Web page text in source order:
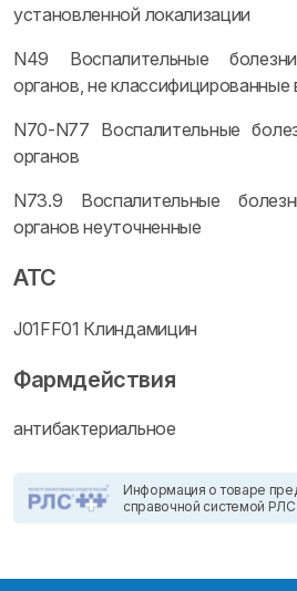
установленной локализации
N49 Воспалительные
органов, не классифицированные
N70-N77 Воспалительные
органов
N73.9 Воспалительные
органов неуточненные
ATC
J01FF01 Клиндамицин
Фармдействия
антибактериальное
Информация о товаре
справочной системой РЛС